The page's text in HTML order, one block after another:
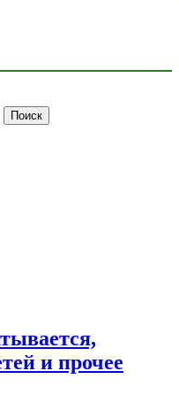
и прочее